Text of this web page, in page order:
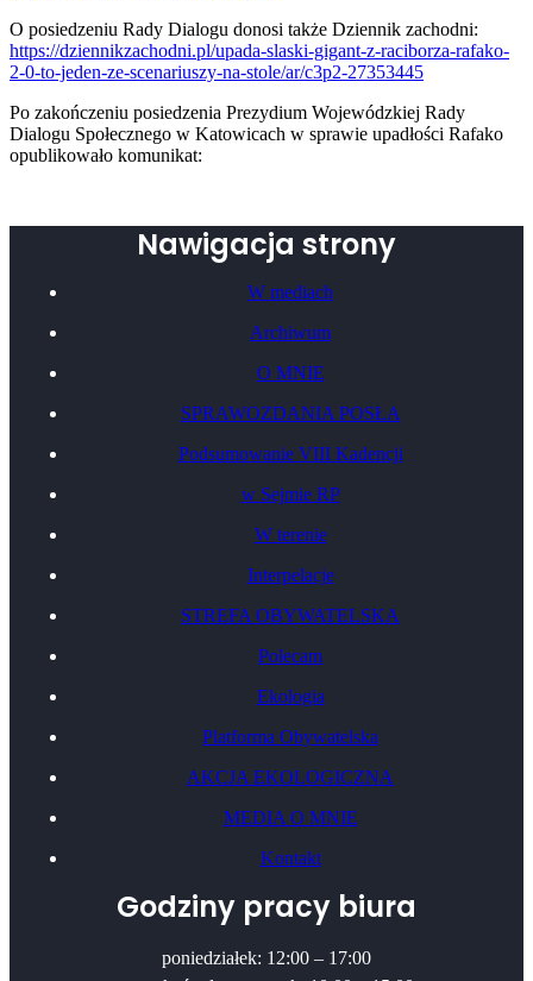
O posiedzeniu Rady Dialogu donosi także Dziennik zachodni:
https://dziennikzachodni.pl/upada-slaski-gigant-z-raciborza-rafako-
2-0-to-jeden-ze-scenariuszy-na-stole/ar/c3p2-27353445
Po zakończeniu posiedzenia Prezydium Wojewódzkiej Rady
Dialogu Społecznego w Katowicach w sprawie upadłości Rafako
opublikowało komunikat:
Nawigacja strony
W mediach
Archiwum
O MNIE
SPRAWOZDANIA POSŁA
Podsumowanie VIII Kadencji
w Sejmie RP
W terenie
Interpelacje
STREFA OBYWATELSKA
Polecam
Ekologia
Platforma Obywatelska
AKCJA EKOLOGICZNA
MEDIA O MNIE
Kontakt
Godziny pracy biura
poniedziałek: 12:00 – 17:00